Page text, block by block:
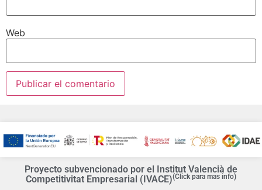
Web
Proyecto subvencionado por el Institut Valencià de
Competitivitat Empresarial (IVACE)(Click para mas info)